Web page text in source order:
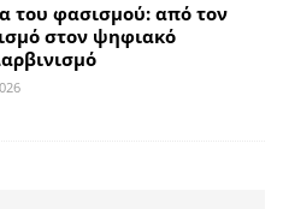
του φασισμού: από τον
στον ψηφιακό